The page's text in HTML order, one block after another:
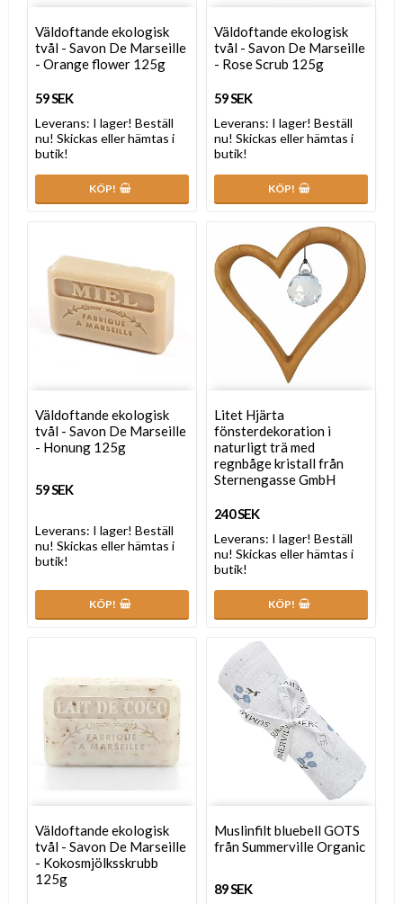
Väldoftande ekologisk
tvål - Savon De Marseille
- Orange flower 125g
59 SEK
Leverans: I lager! Beställ
nu! Skickas eller hämtas i
butik!
KÖP!
Väldoftande ekologisk
tvål - Savon De Marseille
- Rose Scrub 125g
59 SEK
Leverans: I lager! Beställ
nu! Skickas eller hämtas i
butik!
KÖP!
Väldoftande ekologisk
tvål - Savon De Marseille
- Honung 125g
59 SEK
Leverans: I lager! Beställ
nu! Skickas eller hämtas i
butik!
KÖP!
Litet Hjärta
fönsterdekoration i
naturligt trä med
regnbåge kristall från
Sternengasse GmbH
240 SEK
Leverans: I lager! Beställ
nu! Skickas eller hämtas i
butik!
KÖP!
Väldoftande ekologisk
tvål - Savon De Marseille
- Kokosmjölksskrubb
125g
Muslinfilt bluebell GOTS
från Summerville Organic
89 SEK